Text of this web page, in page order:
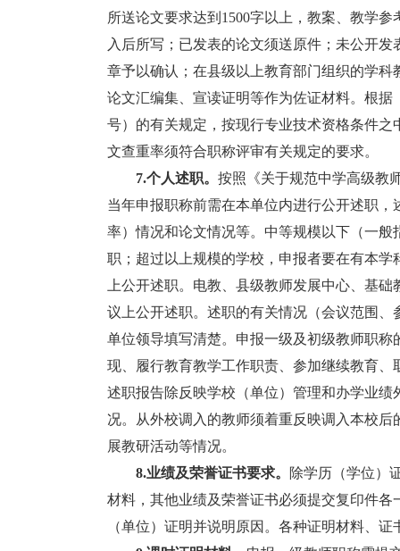
所送论文要求达到1500字以上，教案、教学
入后所写；已发表的论文须送原件；未公开
章予以确认；在县级以上教育部门组织的学
论文汇编集、宣读证明等作为佐证材料。根
号）的有关规定，按现行专业技术资格条件
文查重率须符合职称评审有关规定的要求。
7.个人述职。 按照《关于规范中学高级教
当年申报职称前需在本单位内进行公开述职
率）情况和论文情况等。中等规模以下（一
职；超过以上规模的学校，申报者要在有本
上公开述职。电教、县级教师发展中心、基
议上公开述职。述职的有关情况（会议范围
单位领导填写清楚。申报一级及初级教师职
现、履行教育教学工作职责、参加继续教育
述职报告除反映学校（单位）管理和办学业
况。从外校调入的教师须着重反映调入本校
展教研活动等情况。
8.业绩及荣誉证书要求。
除学历（学位）
材料，其他业绩及荣誉证书必须提交复印件
（单位）证明并说明原因。各种证明材料、